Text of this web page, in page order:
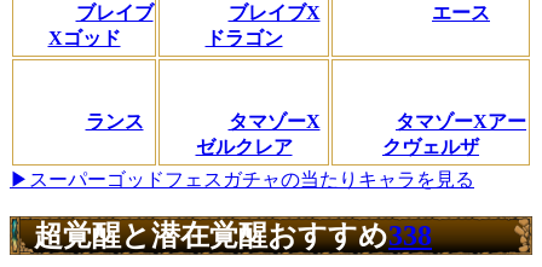
ブレイブ
Xゴッド
ブレイブX
ドラゴン
エース
ランス
タマゾーX
ゼルクレア
タマゾーXアー
クヴェルザ
▶スーパーゴッドフェスガチャの当たりキャラを見る
超覚醒と潜在覚醒おすすめ338